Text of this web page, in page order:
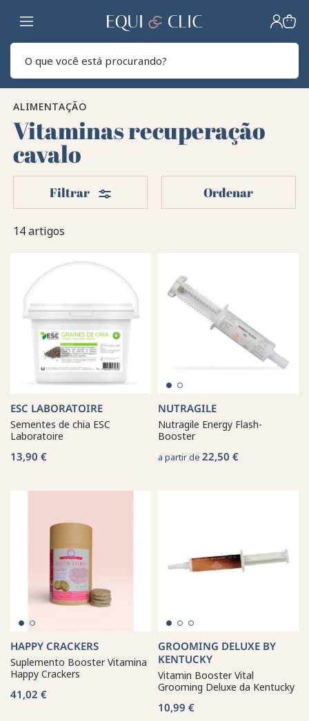
Lar
ALIMENTAÇÃO
Vitaminas recuperação
cavalo
14 artigos
Filtrar Filters Ordenar
ESC LABORATOIRE
Sementes de chia ESC
Laboratoire
13,90 €
NUTRAGILE
Nutragile Energy Flash-
Booster
a partir de 22,50 €
HAPPY CRACKERS
Suplemento Booster Vitamina
Happy Crackers
41,02 €
GROOMING DELUXE BY
KENTUCKY
Vitamin Booster Vital
Grooming Deluxe da Kentucky
10,99 €